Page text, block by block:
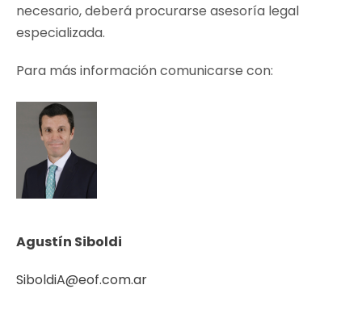
necesario, deberá procurarse asesoría legal
especializada.
Para más información comunicarse con:
Agustín Siboldi
SiboldiA@eof.com.ar